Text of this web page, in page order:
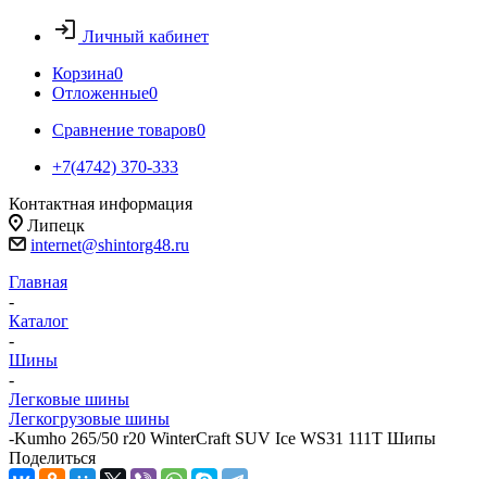
Личный кабинет
Корзина0
Отложенные0
Сравнение товаров0
+7(4742) 370-333
Контактная информация
Липецк
internet@shintorg48.ru
Главная
-
Каталог
-
Шины
-
Легковые шины
Легкогрузовые шины
-Kumho 265/50 r20 WinterCraft SUV Ice WS31 111T Шипы
Поделиться